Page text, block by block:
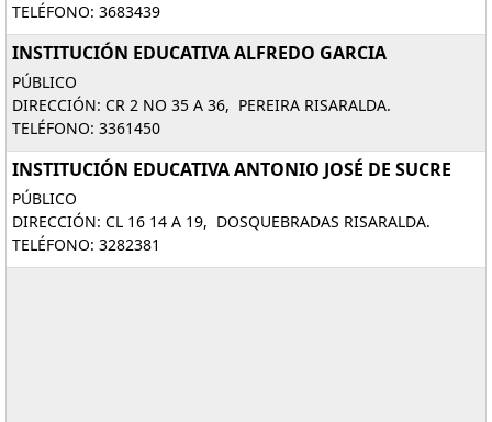
TELÉFONO: 3683439
INSTITUCIÓN EDUCATIVA ALFREDO GARCIA
PÚBLICO
DIRECCIÓN: CR 2 NO 35 A 36, PEREIRA RISARALDA.
TELÉFONO: 3361450
INSTITUCIÓN EDUCATIVA ANTONIO JOSÉ DE SUCRE
PÚBLICO
DIRECCIÓN: CL 16 14 A 19, DOSQUEBRADAS RISARALDA.
TELÉFONO: 3282381